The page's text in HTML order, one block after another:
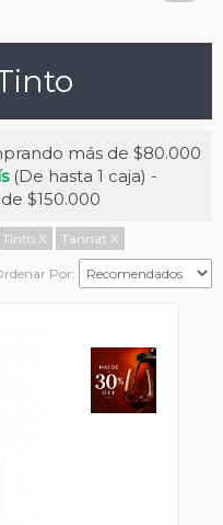
más de $80.000
(De hasta 1 caja) -
$150.000
Tinto X Tannat X
Por: